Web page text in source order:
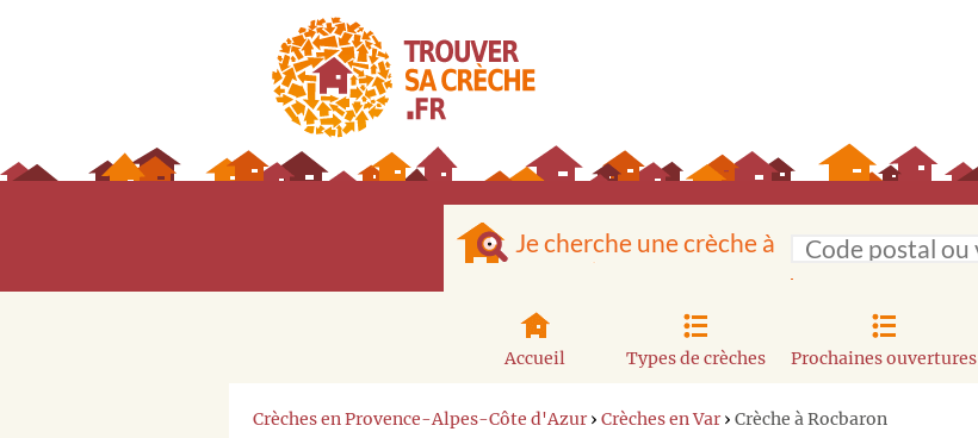
Je cherche une crèche à
Accueil Types de crèches Prochaines ouvertures
Crèches en Provence-Alpes-Côte d'Azur › Crèches en Var › Crèche à Rocbaron